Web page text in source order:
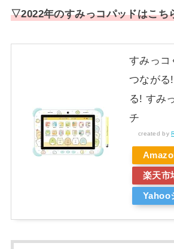
▽2022年のすみっコパッドはこち
すみっコ
つながる
る! すみ
チ
created by
楽天市
Yahoo